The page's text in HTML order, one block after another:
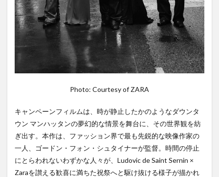
Photo: Courtesy of ZARA
キャンペーンフィルムは、時が静止したかのようなダウンタ
ウン マンハッタンの夢幻的な情景を舞台に、その世界観を紡
ぎ出す。本作は、ファッション界で最も先鋭的な映像作家の
一人、ゴードン・フォン・シュタイナーが監督。時間の停止
にとらわれないわずかな人々が、Ludovic de Saint Sernin ×
Zaraを讃える歓喜に満ちた祝祭へと駆け抜ける様子が描かれ